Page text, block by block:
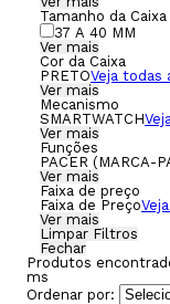
Tamanho da Caixa
37 A 40 MM
Ver mais
Cor da Caixa
PRETOVeja todas
Ver mais
Mecanismo
SMARTWATCH
Ver mais
Funções
PACER (MARCA-
Ver mais
Faixa de preço
Faixa de Preço
Ver mais
Limpar Filtros
Fechar
Produtos
ms
Ordenar por: